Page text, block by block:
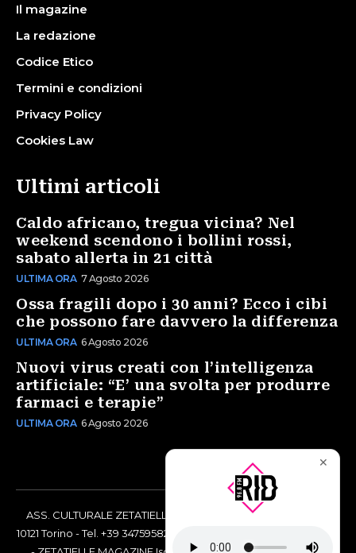
Il magazine
La redazione
Codice Etico
Termini e condizioni
Privacy Policy
Cookies Law
Ultimi articoli
Caldo africano, tregua vicina? Nel
weekend scendono i bollini rossi,
sabato allerta in 21 città
ULTIMA ORA 7 Agosto 2026
Ossa fragili dopo i 30 anni? Ecco i cibi
che possono fare davvero la differenza
ULTIMA ORA 6 Agosto 2026
Nuovi virus creati con l’intelligenza
artificiale: “E’ una svolta per produrre
farmaci e terapie”
ULTIMA ORA 6 Agosto 2026
ASS. CULTURALE ZETATIELLE OFF via Vittorio Amedeo II, 21 -
10121 Torino - Tel. +39 3475958238 - Codice Fiscale 97883690014
✕